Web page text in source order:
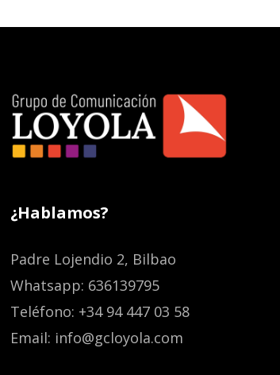
¿Hablamos?
Padre Lojendio 2, Bilbao
Whatsapp: 636139795
Teléfono: +34 94 447 03 58
Email: info@gcloyola.com